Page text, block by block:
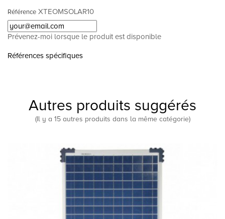
Référence XTEOMSOLAR10
Prévenez-moi lorsque le produit est disponible
Références spécifiques
Autres produits suggérés
(Il y a 15 autres produits dans la même catégorie)